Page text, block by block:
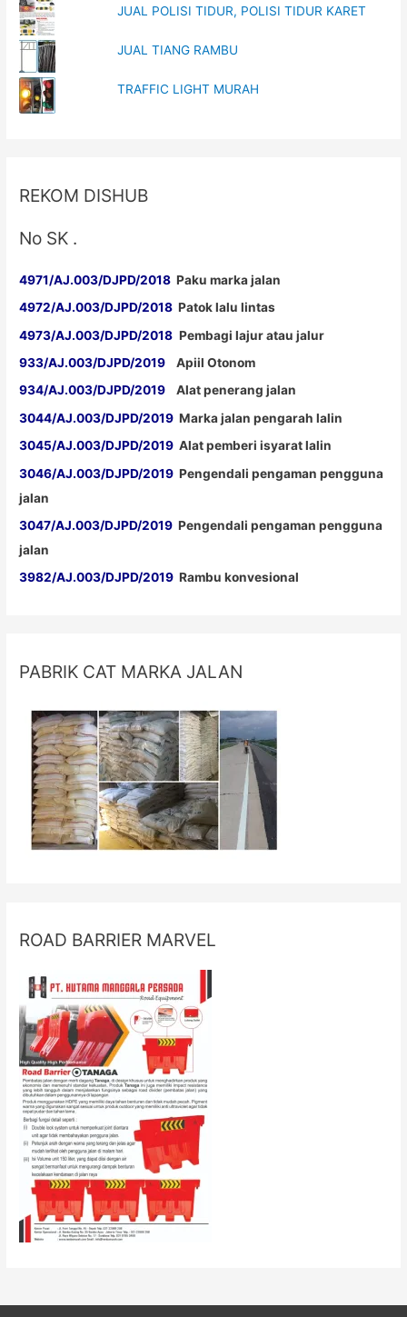
JUAL POLISI TIDUR, POLISI TIDUR KARET
JUAL TIANG RAMBU
TRAFFIC LIGHT MURAH
REKOM DISHUB
No SK .
4971/AJ.003/DJPD/2018 Paku marka jalan
4972/AJ.003/DJPD/2018 Patok lalu lintas
4973/AJ.003/DJPD/2018 Pembagi lajur atau jalur
933/AJ.003/DJPD/2019 Apiil Otonom
934/AJ.003/DJPD/2019 Alat penerang jalan
3044/AJ.003/DJPD/2019 Marka jalan pengarah lalin
3045/AJ.003/DJPD/2019 Alat pemberi isyarat lalin
3046/AJ.003/DJPD/2019 Pengendali pengaman pengguna
jalan
3047/AJ.003/DJPD/2019 Pengendali pengaman pengguna
jalan
3982/AJ.003/DJPD/2019 Rambu konvesional
PABRIK CAT MARKA JALAN
ROAD BARRIER MARVEL